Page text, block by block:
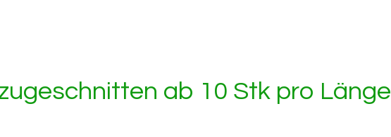
ab 10 Stk pro Länge